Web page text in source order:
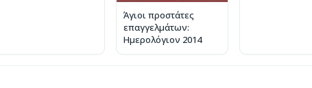
Άγιοι προστάτες
επαγγελμάτων:
Ημερολόγιον 2014